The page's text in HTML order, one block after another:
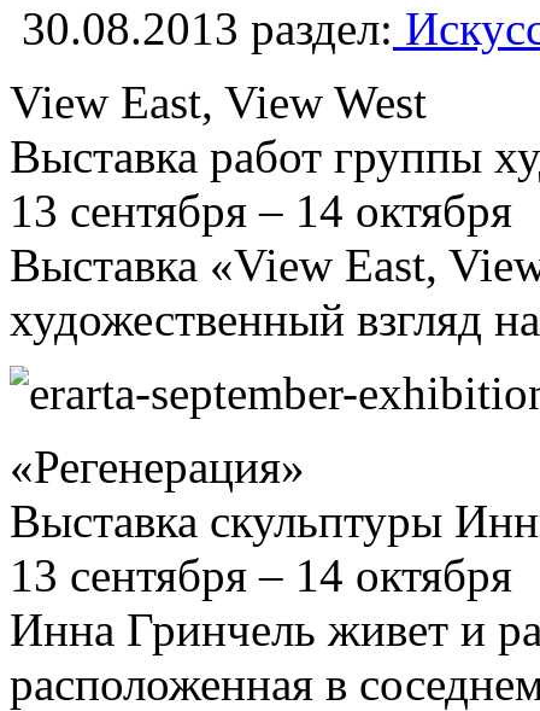
30.08.2013 раздел:
View East, View West
Выставка работ группы
13 сентября – 14 октября
Выставка «View East,
художественный взгляд
«Регенерация»
Выставка скульптуры
13 сентября – 14 октября
Инна Гринчель живет и
расположенная в